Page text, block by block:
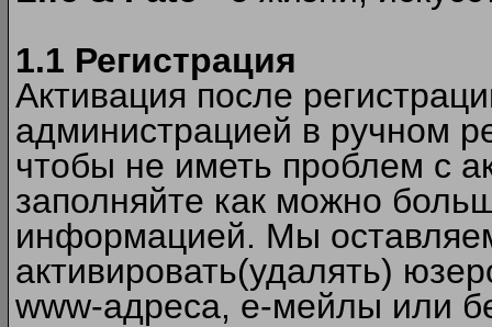
1.1 Регистрация
Активация после
администрацией в ручном
чтобы не иметь проблем с
заполняйте как можно
информацией. Мы
активировать(удалять)
www-адреса, е-мейлы или